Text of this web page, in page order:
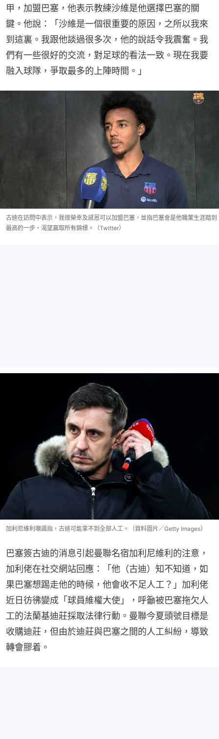
甲，加盟巴塞，他表示教練沙維是他選擇巴塞的關
鍵。他說：「沙維是一個很重要的原因，之所以我來
到這裏。我跟他談過很多次，他的說話令我震奮。我
們有一些很好的交流，對足球的看法一致。現在我要
融入球隊，爭取最多的上陣時間。」
古迪在訪問中表示，我很榮幸及感恩可以加盟巴塞，並指巴塞會是他職業生涯踏到
最高的一步，渴望贏取所有錦標。（Twitter）
加利尼維利嘲諷指，古迪可能拿不到全部人工。（資料圖片／Getty Images）
巴塞簽古迪的消息引起曼聯名宿加利尼維利的注意，
加利佬在社交網站回應：「他（古迪）知不知道，如
果巴塞想踢走他的時候，他會收不足人工？」加利佬
近日彷彿變成「球員維權大使」，呼籲被巴塞拖欠人
工的法蘭基迪莊採取法律行動。曼聯今夏頭號目標是
收購迪莊，但由於迪莊與巴塞之間的人工糾紛，導致
轉會膠着。